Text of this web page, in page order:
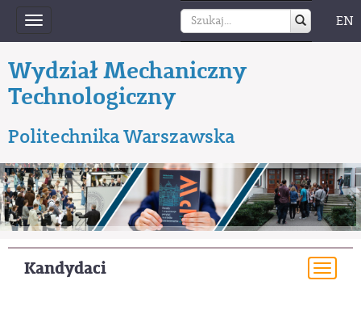
Toggle
navigation
EN
Wydział Mechaniczny
Technologiczny
Politechnika Warszawska
Kandydaci